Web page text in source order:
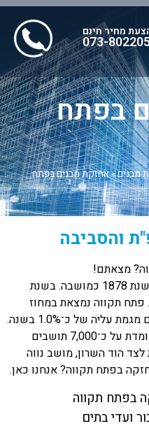
מחיר חינם
073-
בפתח
מבנים»אחזקת מבנים בפתח
והסביבה
מצאתם!
פתח תקווה, אם המושבות, נוסדה בשנת 1878 כמושבה. בשנת
פתח תקווה נמצאת במחוז
המרכז, מונה כ־255,000 תושבים עם מגמת עליה של כ־1.0% בשנה.
צפיפות האוכלוסייה בפתח תקווה עומדת על כ־7,000 תושבים
הוד השרון, מושב נווה
בפתח תקווה? אנחנו כאן.
בפתח תקווה
ועדי בתים